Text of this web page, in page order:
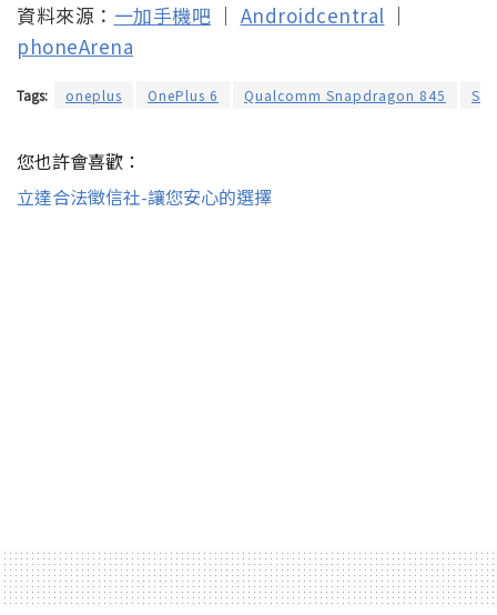
資料來源： 一加手機吧 ｜ Androidcentral ｜
phoneArena
Tags: oneplus OnePlus 6 Qualcomm Snapdragon 845
您也許會喜歡：
立達合法徵信社-讓您安心的選擇